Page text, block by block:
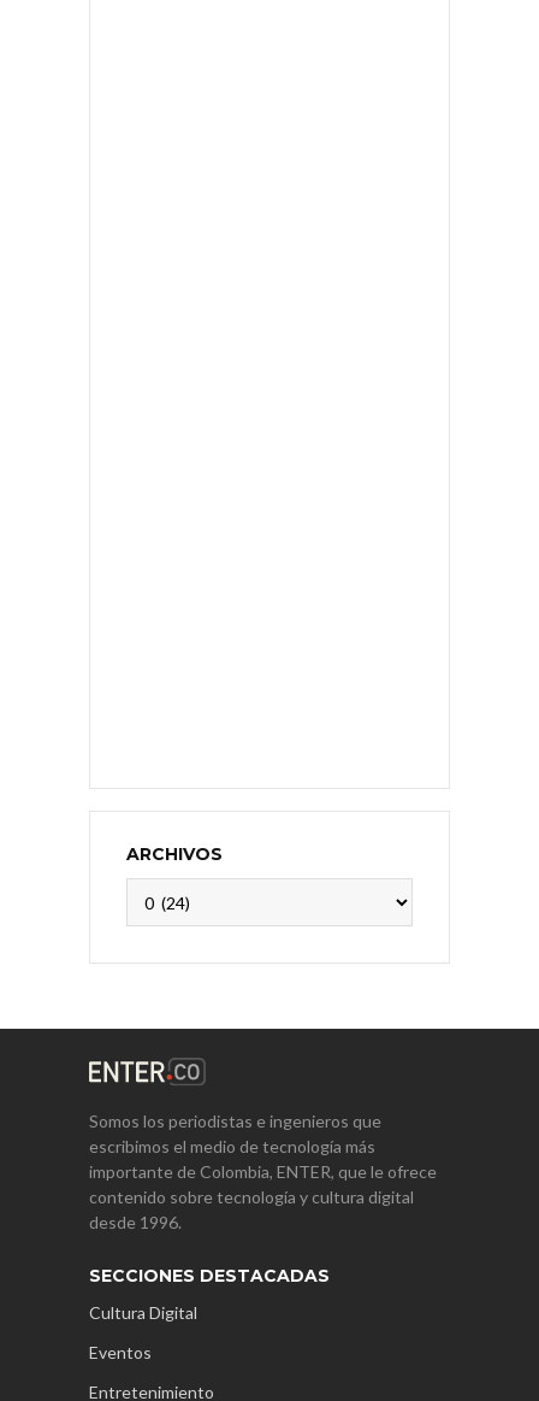
ARCHIVOS
Somos los periodistas e ingenieros que
escribimos el medio de tecnología más
importante de Colombia, ENTER, que le ofrece
contenido sobre tecnología y cultura digital
desde 1996.
SECCIONES DESTACADAS
Cultura Digital
Eventos
Entretenimiento